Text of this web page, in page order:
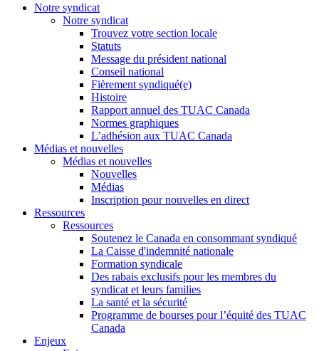
Notre syndicat
Notre syndicat
Trouvez votre section locale
Statuts
Message du président national
Conseil national
Fièrement syndiqué(e)
Histoire
Rapport annuel des TUAC Canada
Normes graphiques
L’adhésion aux TUAC Canada
Médias et nouvelles
Médias et nouvelles
Nouvelles
Médias
Inscription pour nouvelles en direct
Ressources
Ressources
Soutenez le Canada en consommant syndiqué
La Caisse d'indemnité nationale
Formation syndicale
Des rabais exclusifs pour les membres du
syndicat et leurs families
La santé et la sécurité
Programme de bourses pour l’équité des TUAC
Canada
Enjeux